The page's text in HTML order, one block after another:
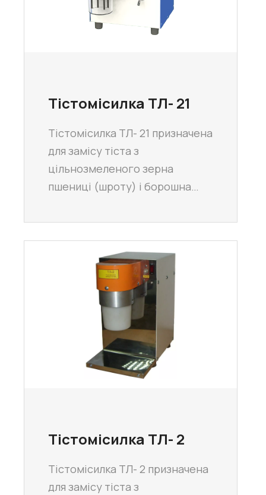
Тістомісилка ТЛ- 21
Тістомісилка ТЛ- 21 призначена
для замісу тіста з
цільнозмеленого зерна
пшениці (шроту) і борошна…
Тістомісилка ТЛ- 2
Тістомісилка ТЛ- 2 призначена
для замісу тіста з